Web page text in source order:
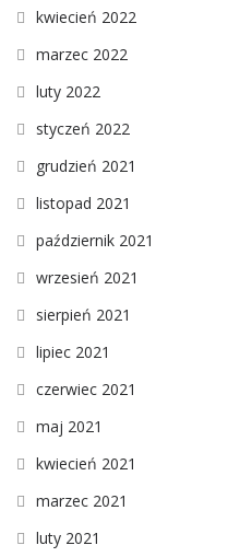
kwiecień 2022
marzec 2022
luty 2022
styczeń 2022
grudzień 2021
listopad 2021
październik 2021
wrzesień 2021
sierpień 2021
lipiec 2021
czerwiec 2021
maj 2021
kwiecień 2021
marzec 2021
luty 2021